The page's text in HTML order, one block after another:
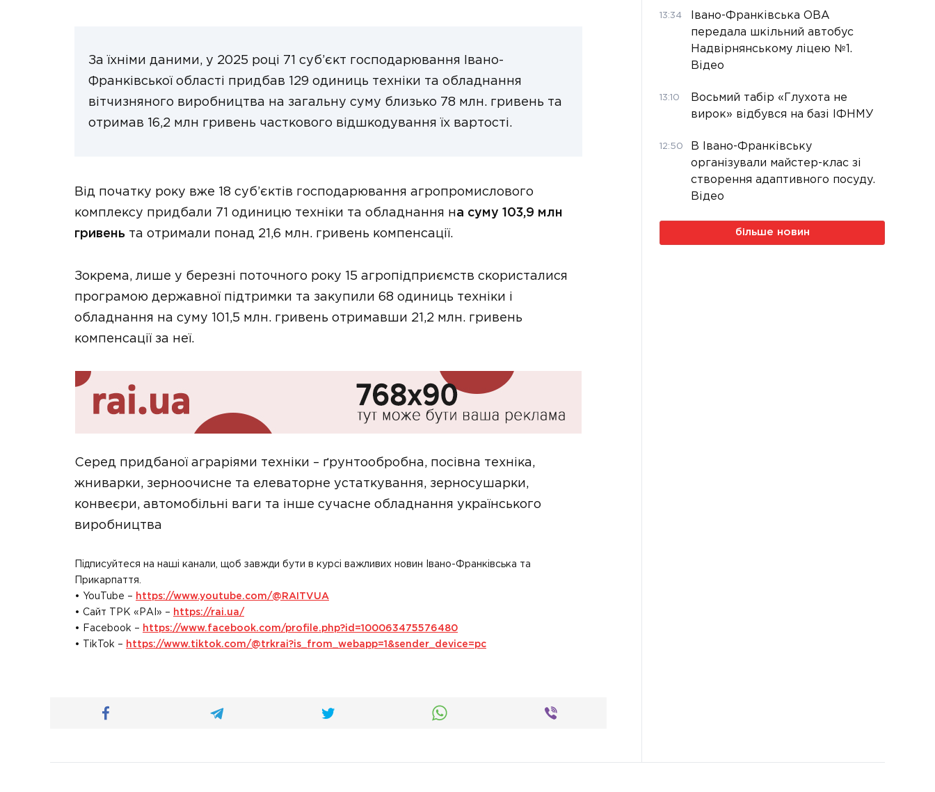
За їхніми даними, у 2025 році 71 суб’єкт господарювання Івано-
Франківської області придбав 129 одиниць техніки та обладнання
вітчизняного виробництва на загальну суму близько 78 млн. гривень та
отримав 16,2 млн гривень часткового відшкодування їх вартості.
Від початку року вже 18 суб’єктів господарювання агропромислового
комплексу придбали 71 одиницю техніки та обладнання на суму 103,9 млн
гривень та отримали понад 21,6 млн. гривень компенсації.
Зокрема, лише у березні поточного року 15 агропідприємств скористалися
програмою державної підтримки та закупили 68 одиниць техніки і
обладнання на суму 101,5 млн. гривень отримавши 21,2 млн. гривень
компенсації за неї.
Серед придбаної аграріями техніки – ґрунтообробна, посівна техніка,
жниварки, зерноочисне та елеваторне устаткування, зерносушарки,
конвеєри, автомобільні ваги та інше сучасне обладнання українського
виробництва
Підписуйтеся на наші канали, щоб завжди бути в курсі важливих новин Івано-Франківська та
Прикарпаття.
• YouTube – https://www.youtube.com/@RAITVUA
• Сайт ТРК «РАІ» – https://rai.ua/
• Facebook – https://www.facebook.com/profile.php?id=100063475576480
• TikTok – https://www.tiktok.com/@trkrai?is_from_webapp=1&sender_device=pc
13:34
Івано-Франківська ОВА
передала шкільний автобус
Надвірнянському ліцею №1.
Відео
13:10
Восьмий табір «Глухота не
вирок» відбувся на базі ІФНМУ
12:50
В Івано-Франківську
організували майстер-клас зі
створення адаптивного посуду.
Відео
більше новин